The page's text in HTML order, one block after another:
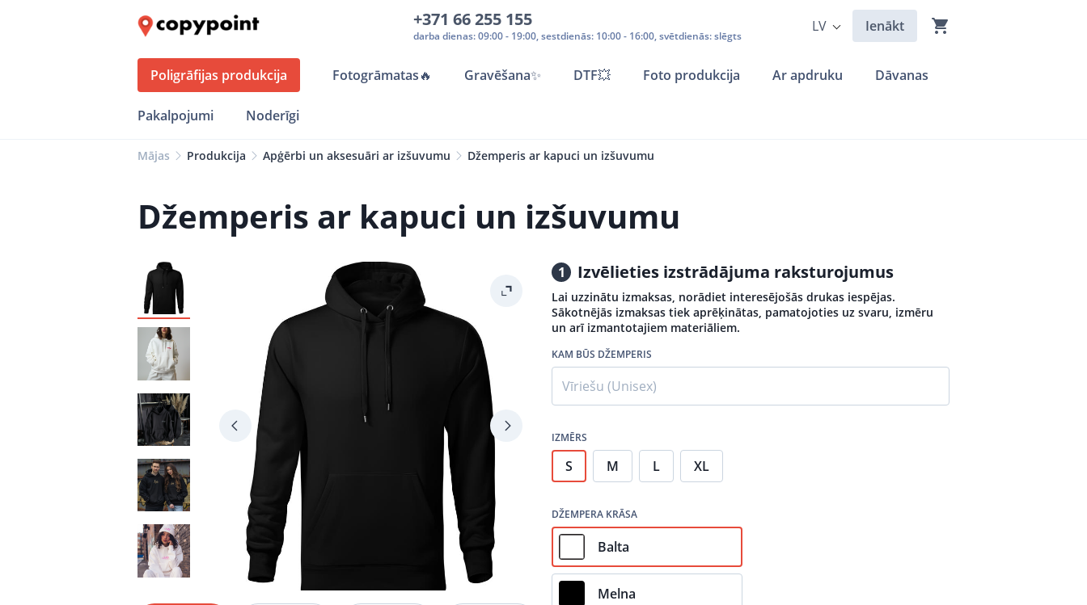
+371 66 255 155
darba dienas: 09:00 - 19:00, sestdienās: 10:00 - 16:00, svētdienās: slēgts
LV Ienākt
Poligrāfijas produkcija Fotogrāmatas🔥 Gravēšana✨ DTF💥 Foto produkcija Ar apdruku Dāvanas
Pakalpojumi Noderīgi
Mājas Produkcija Apģērbi un aksesuāri ar izšuvumu Džemperis ar kapuci un izšuvumu
Džemperis ar kapuci un izšuvumu
1 Izvēlieties izstrādājuma raksturojumus
Lai uzzinātu izmaksas, norādiet interesējošās drukas iespējas.
Sākotnējās izmaksas tiek aprēķinātas, pamatojoties uz svaru, izmēru
un arī izmantotajiem materiāliem.
KAM BŪS DŽEMPERIS
Vīriešu (Unisex)
IZMĒRS
S M L XL
DŽEMPERA KRĀSA
Balta
Melna